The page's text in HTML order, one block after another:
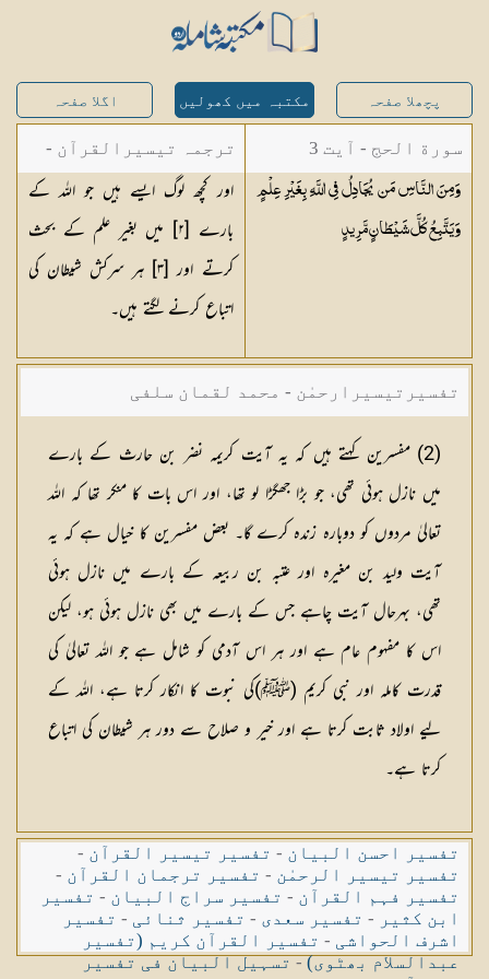
پچھلا صفحہ مکتبہ میں کھولیں اگلا صفحہ
سورة الحج - آیت 3
وَمِنَ النَّاسِ مَن يُجَادِلُ فِي اللَّهِ بِغَيْرِ عِلْمٍ
وَيَتَّبِعُ كُلَّ شَيْطَانٍمَّرِيدٍ
ترجمہ تیسیرالقرآن -
مولانا عبد الرحمن
کیلانی
اور کچھ لوگ ایسے ہیں جو اللہ کے
بارے [٢] میں بغیر علم کے بحث
کرتے اور [٣] ہر سرکش شیطان کی
اتباع کرنے لگتے ہیں۔
تفسیرتیسیرارحمٰن - محمد لقمان سلفی
(2) مفسرین کہتے ہیں کہ یہ آیت کریمہ نضر بن حارث کے بارے
میں نازل ہوئی تھی، جو بڑا جھگڑا لو تھا، اور اس بات کا منکر تھا کہ اللہ
تعالیٰ مردوں کو دوبارہ زندہ کرے گا۔ بعض مفسرین کا خیال ہے کہ یہ
آیت ولید بن مغیرہ اور عتبہ بن ربیعہ کے بارے میں نازل ہوئی
تھی، بہرحال آیت چاہے جس کے بارے میں بھی نازل ہوئی ہو، لیکن
اس کا مفہوم عام ہے اور ہر اس آدمی کو شامل ہے جو اللہ تعالیٰ کی
قدرت کاملہ اور نبی کریم (ﷺ)کی نبوت کا انکار کرتا ہے، اللہ کے
لیے اولاد ثابت کرتا ہے اور خیر و صلاح سے دور ہر شیطان کی اتباع
کرتا ہے۔
تفسیر احسن البیان - تفسیر تیسیر القرآن -
تفسیر تیسیر الرحمٰن - تفسیر ترجمان القرآن -
تفسیر فہم القرآن - تفسیر سراج البیان - تفسیر
ابن کثیر - تفسیر سعدی - تفسیر ثنائی - تفسیر
اشرف الحواشی - تفسیر القرآن کریم (تفسیر
عبدالسلام بھٹوی)-تسہیل البیان فی تفسیر